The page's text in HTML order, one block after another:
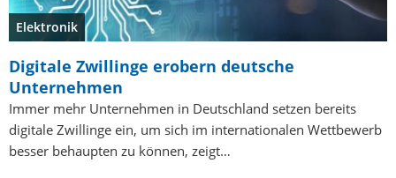
Elektronik
Digitale Zwillinge erobern deutsche
Unternehmen
Immer mehr Unternehmen in Deutschland setzen bereits
digitale Zwillinge ein, um sich im internationalen Wettbewerb
besser behaupten zu können, zeigt…